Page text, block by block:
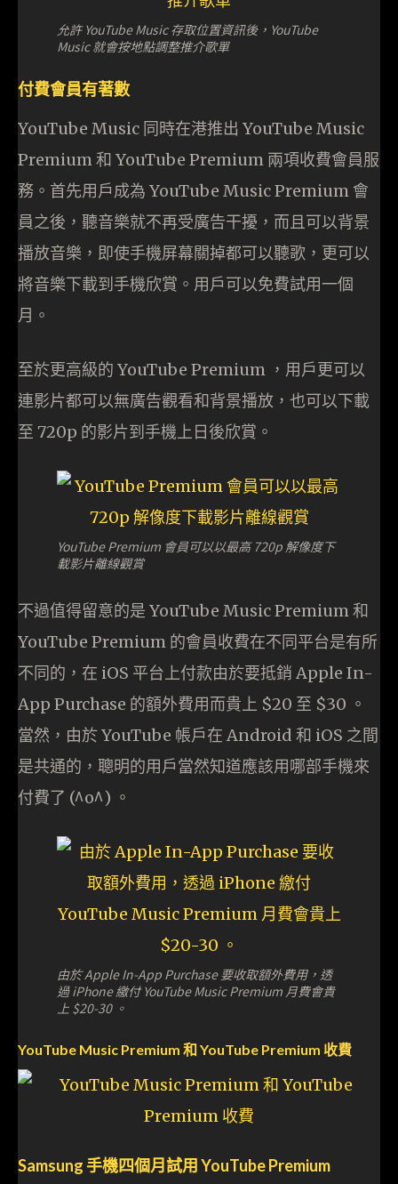
允許 YouTube Music 存取位置資訊後，YouTube
Music 就會按地點調整推介歌單
付費會員有著數
YouTube Music 同時在港推出 YouTube Music
Premium 和 YouTube Premium 兩項收費會員服
務。首先用戶成為 YouTube Music Premium 會
員之後，聽音樂就不再受廣告干擾，而且可以背景
播放音樂，即使手機屏幕關掉都可以聽歌，更可以
將音樂下載到手機欣賞。用戶可以免費試用一個
月。
至於更高級的 YouTube Premium ，用戶更可以
連影片都可以無廣告觀看和背景播放，也可以下載
至 720p 的影片到手機上日後欣賞。
YouTube Premium 會員可以以最高 720p 解像度下
載影片離線觀賞
不過值得留意的是 YouTube Music Premium 和
YouTube Premium 的會員收費在不同平台是有所
不同的，在 iOS 平台上付款由於要抵銷 Apple In-
App Purchase 的額外費用而貴上 $20 至 $30 。
當然，由於 YouTube 帳戶在 Android 和 iOS 之間
是共通的，聰明的用戶當然知道應該用哪部手機來
付費了 (^o^) 。
由於 Apple In-App Purchase 要收取額外費用，透
過 iPhone 繳付 YouTube Music Premium 月費會貴
上 $20-30 。
YouTube Music Premium 和 YouTube Premium 收費
Samsung 手機四個月試用 YouTube Premium